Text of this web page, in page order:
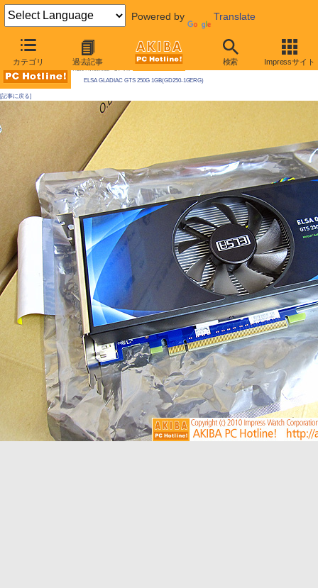
Powered by Translate
カテゴリ 過去記事 検索 Impressサイト
AKIBA PC Hotline! 2010年2月27日号
ELSA GLADIAC GTS 250G 1GB(GD250-1GERG)
[記事に戻る]